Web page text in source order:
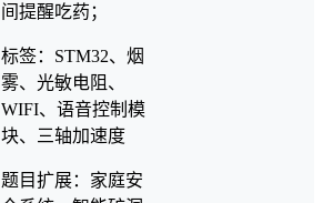
间提醒吃药；
标签：STM32、烟
雾、光敏电阻、
WIFI、语音控制模
块、三轴加速度
题目扩展：家庭安